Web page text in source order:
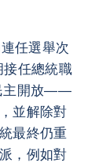
任選舉次
接任總統職
主開放——
並解除對
最終仍重
，例如對